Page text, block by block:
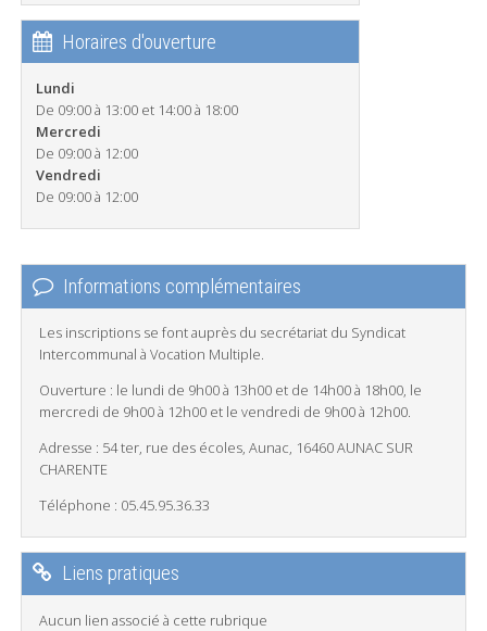
Horaires d'ouverture
Lundi
De 09:00 à 13:00 et 14:00 à 18:00
Mercredi
De 09:00 à 12:00
Vendredi
De 09:00 à 12:00
Informations complémentaires
Les inscriptions se font auprès du secrétariat du Syndicat
Intercommunal à Vocation Multiple.
Ouverture : le lundi de 9h00 à 13h00 et de 14h00 à 18h00, le
mercredi de 9h00 à 12h00 et le vendredi de 9h00 à 12h00.
Adresse : 54 ter, rue des écoles, Aunac, 16460 AUNAC SUR
CHARENTE
Téléphone : 05.45.95.36.33
Liens pratiques
Aucun lien associé à cette rubrique